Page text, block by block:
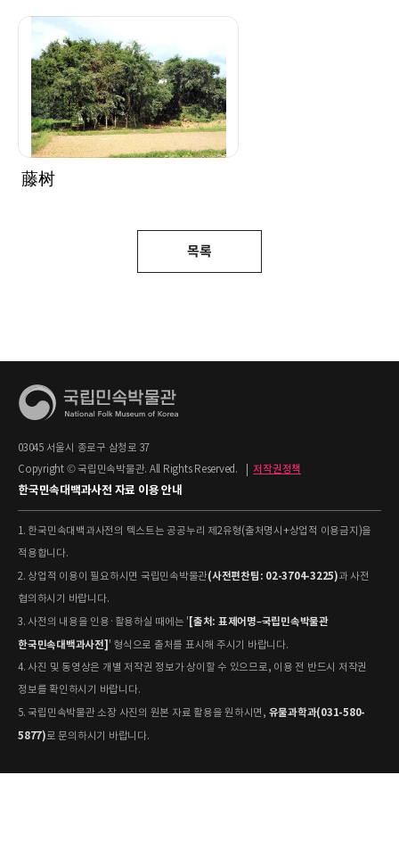
藤树
목록
03045 서울시 종로구 삼청로 37
Copyright © 국립민속박물관. All Rights Reserved.
저작권정책
한국민속대백과사전 자료 이용 안내
1. 한국민속대백과사전의 텍스트는 공공누리 제2유형(출처명시+상업적 이용금지)을
적용합니다.
2. 상업적 이용이 필요하시면 국립민속박물관(사전편찬팀: 02-3704-3225)과 사전
협의하시기 바랍니다.
3. 사전의 내용을 인용·활용하실 때에는 ' [출처: 표제어명–국립민속박물관
한국민속대백과사전] ' 형식으로 출처를 표시해 주시기 바랍니다.
4. 사진 및 동영상은 개별 저작권 정보가 상이할 수 있으므로, 이용 전 반드시 저작권
정보를 확인하시기 바랍니다.
5. 국립민속박물관 소장 사진의 원본 자료 활용을 원하시면, 유물과학과(031-580-
5877)로 문의하시기 바랍니다.